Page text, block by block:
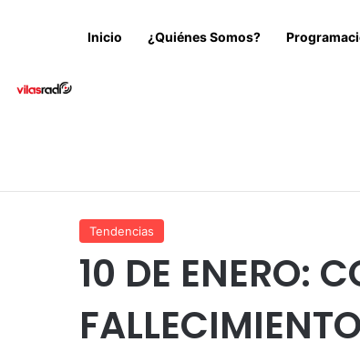
Inicio ¿Quiénes Somos?
Tendencias
10 DE ENERO: